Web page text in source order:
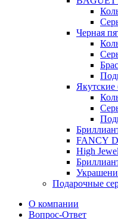
Черная
FANCY
High
Подарочные
О компании
Вопрос-Ответ